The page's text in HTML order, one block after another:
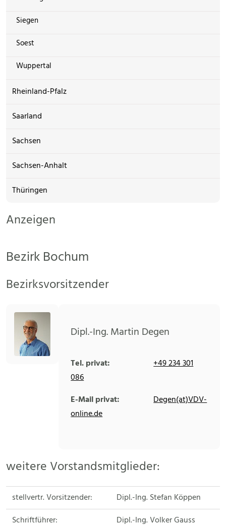
Siegen
Soest
Wuppertal
Rheinland-Pfalz
Saarland
Sachsen
Sachsen-Anhalt
Thüringen
Anzeigen
Bezirk Bochum
Bezirksvorsitzender
Dipl.-Ing. Martin Degen
Tel. privat:
+49 234 301
086
E-Mail privat:
Degen(at)VDV-
online.de
weitere Vorstandsmitglieder:
stellvertr. Vorsitzender:
Dipl.-Ing. Stefan Köppen
Schriftführer:
Dipl.-Ing. Volker Gauss